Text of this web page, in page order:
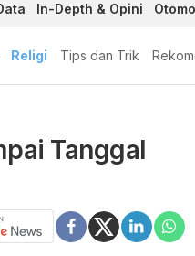
In-Depth & Opini
Religi Tips dan Trik
Tanggal